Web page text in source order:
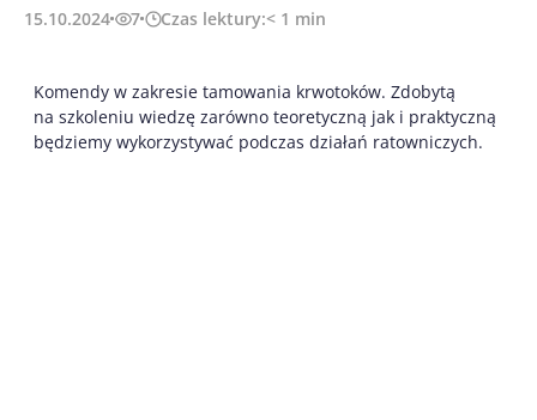
15.10.2024 7 Czas lektury:< 1 min
Komendy w zakresie tamowania krwotoków. Zdobytą
na szkoleniu wiedzę zarówno teoretyczną jak i praktyczną
będziemy wykorzystywać podczas działań ratowniczych.